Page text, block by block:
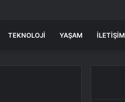
TEKNOLOJI YAŞAM İLETIŞIM